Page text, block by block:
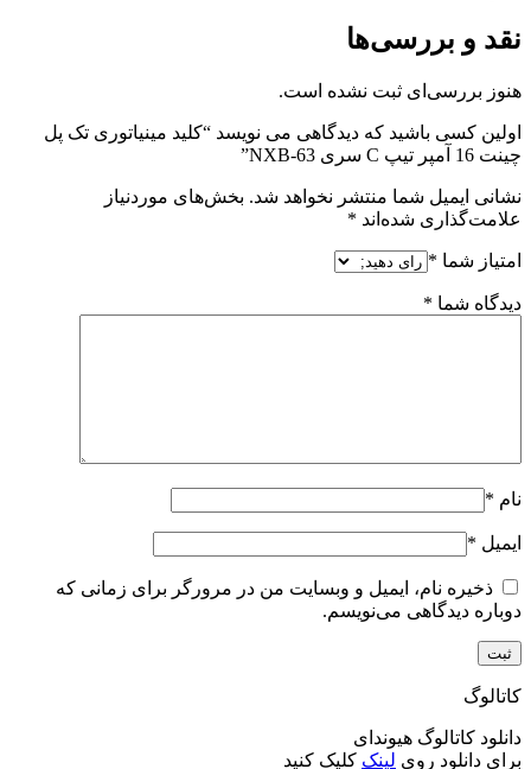
نقد و بررسی‌ها
هنوز بررسی‌ای ثبت نشده است.
اولین کسی باشید که دیدگاهی می نویسد “کلید مینیاتوری تک پل
چینت 16 آمپر تیپ C سری NXB-63”
نشانی ایمیل شما منتشر نخواهد شد. بخش‌های موردنیاز
علامت‌گذاری شده‌اند *
امتیاز شما *
دیدگاه شما *
نام *
ایمیل *
ذخیره نام، ایمیل و وبسایت من در مرورگر برای زمانی که
دوباره دیدگاهی می‌نویسم.
کاتالوگ
دانلود کاتالوگ هیوندای
برای دانلود روی لینک کلیک کنید